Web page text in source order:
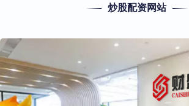
炒股配资网站